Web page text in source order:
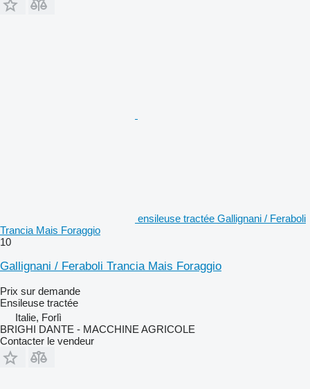
ensileuse tractée Gallignani / Feraboli
Trancia Mais Foraggio
10
Gallignani / Feraboli Trancia Mais Foraggio
Prix sur demande
Ensileuse tractée
Italie, Forlì
BRIGHI DANTE - MACCHINE AGRICOLE
Contacter le vendeur